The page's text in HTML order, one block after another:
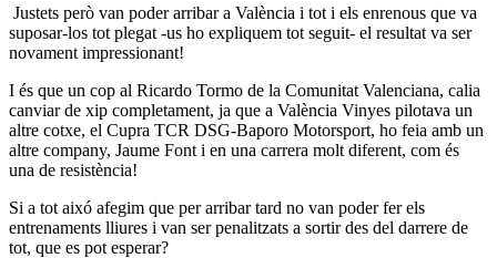
Justets però van poder arribar a València i tot i els enrenous que va
suposar-los tot plegat -us ho expliquem tot seguit- el resultat va ser
novament impressionant!
I és que un cop al Ricardo Tormo de la Comunitat Valenciana, calia
canviar de xip completament, ja que a València Vinyes pilotava un
altre cotxe, el Cupra TCR DSG-Baporo Motorsport, ho feia amb un
altre company, Jaume Font i en una carrera molt diferent, com és
una de resistència!
Si a tot aixó afegim que per arribar tard no van poder fer els
entrenaments lliures i van ser penalitzats a sortir des del darrere de
tot, que es pot esperar?